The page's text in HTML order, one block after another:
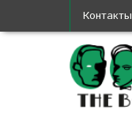
Контакты